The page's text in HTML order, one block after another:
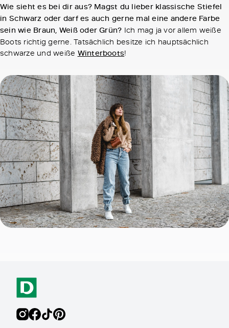
Wie sieht es bei dir aus? Magst du lieber klassische Stiefel
in Schwarz oder darf es auch gerne mal eine andere Farbe
sein wie Braun, Weiß oder Grün? Ich mag ja vor allem weiße
Boots richtig gerne. Tatsächlich besitze ich hauptsächlich
schwarze und weiße Winterboots!